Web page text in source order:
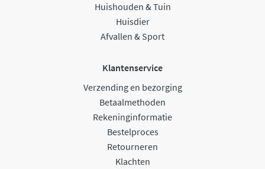
Huishouden & Tuin
Huisdier
Afvallen & Sport
Klantenservice
Verzending en bezorging
Betaalmethoden
Rekeninginformatie
Bestelproces
Retourneren
Klachten